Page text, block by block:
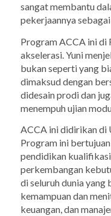
sangat membantu
pekerjaannya
Program ACCA ini di
akselerasi. Yuni
bukan seperti yang
dimaksud dengan
didesain prodi dan
menempuh ujian
ACCA ini didirikan di
Program ini
pendidikan
perkembangan
di seluruh dunia
kemampuan dan
keuangan, dan